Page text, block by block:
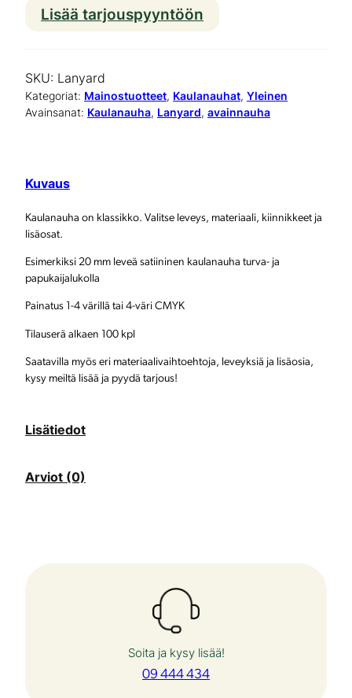
l
a
h
a
m
ä
ä
r
Lisää tarjouspyyntöön
SKU: Lanyard
Kategoriat: Mainostuotteet, Kaulanauhat, Yleinen
Avainsanat: Kaulanauha, Lanyard, avainnauha
Kuvaus
Kaulanauha on klassikko. Valitse leveys, materiaali, kiinnikkeet ja
lisäosat.
Esimerkiksi 20 mm leveä satiininen kaulanauha turva- ja
papukaijalukolla
Painatus 1-4 värillä tai 4-väri CMYK
Tilauserä alkaen 100 kpl
Saatavilla myös eri materiaalivaihtoehtoja, leveyksiä ja lisäosia,
kysy meiltä lisää ja pyydä tarjous!
Lisätiedot
Arviot (0)
Soita ja kysy lisää!
09 444 434